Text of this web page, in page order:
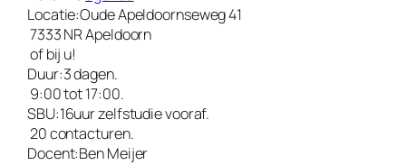
Locatie:Oude Apeldoornseweg 41
7333 NR Apeldoorn
of bij u!
Duur:3 dagen.
9:00 tot 17:00.
SBU:16uur zelfstudie vooraf.
20 contacturen.
Docent:Ben Meijer